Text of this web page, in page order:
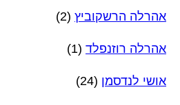
אהרלה הרשקוביץ (2)
אהרלה רוזנפלד (1)
אושי לנדסמן (24)